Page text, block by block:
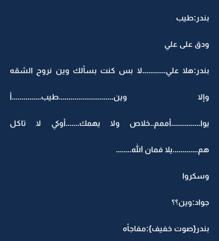
بندر:طيب
ودق على علي
بندر:هلا علي............لا بس كنت بسألك وين نروح الشقه
وإلا وين............................طيب...............أ
يوا...............أممم..خلاص ولا يهمك.......أوكي لا تاكل
هم.............يلا فمان الله........
وسكروا
جواد:وين؟؟
بندر{صوت خفيف}:مفاجأه